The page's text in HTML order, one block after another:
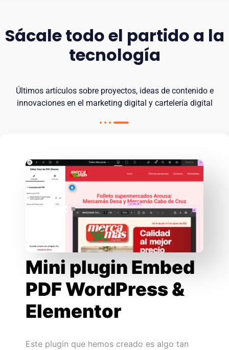
Sácale todo el partido a la
tecnología
Últimos artículos sobre proyectos, ideas de contenido e
innovaciones en el marketing digital y cartelería digital
Mini plugin Embed
PDF WordPress &
Elementor
Este plugin que hemos creado es algo tan